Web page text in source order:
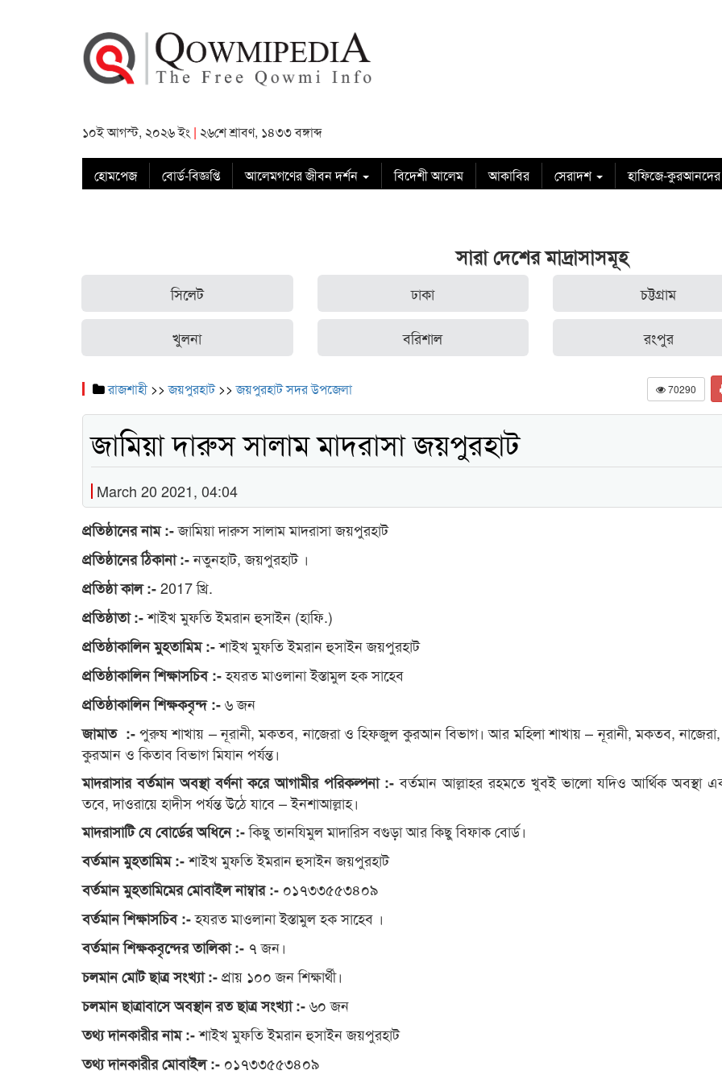
১০ই আগস্ট, ২০২৬ ইং | ২৬শে শ্রাবণ, ১৪৩৩ বঙ্গাব্দ
হোমপেজ বোর্ড-বিজ্ঞপ্তি আলেমগণের জীবন দর্শন বিদেশী আলেম আকাবির সেরাদশ হাফিজে-কুরআনদের
সারা দেশের মাদ্রাসাসমূহ
সিলেট ঢাকা চট্টগ্রাম
খুলনা বরিশাল রংপুর
রাজশাহী>>জয়পুরহাট>>জয়পুরহাট সদর উপজেলা 70290
জামিয়া দারুস সালাম মাদরাসা জয়পুরহাট
March 20 2021, 04:04
প্রতিষ্ঠানের নাম :-জামিয়া দারুস সালাম মাদরাসা জয়পুরহাট
প্রতিষ্ঠানের ঠিকানা :-নতুনহাট, জয়পুরহাট ।
প্রতিষ্ঠা কাল :-2017 খ্রি.
প্রতিষ্ঠাতা :-শাইখ মুফতি ইমরান হুসাইন (হাফি.)
প্রতিষ্ঠাকালিন মুহতামিম :-শাইখ মুফতি ইমরান হুসাইন জয়পুরহাট
প্রতিষ্ঠাকালিন শিক্ষাসচিব :-হযরত মাওলানা ইস্তামুল হক সাহেব
প্রতিষ্ঠাকালিন শিক্ষকবৃন্দ :-৬ জন
জামাত :-পুরুষ শাখায় – নূরানী, মকতব, নাজেরা ও হিফ্জুল কুরআন বিভাগ। আর মহিলা শাখায় – নূরানী, মকতব,
কুরআন ও কিতাব বিভাগ মিযান পর্যন্ত।
মাদরাসার বর্তমান অবস্থা বর্ণনা করে আগামীর পরিকল্পনা :-বর্তমান আল্লাহর রহমতে খুবই ভালো যদিও আর্থিক অবস্থা
তবে, দাওরায়ে হাদীস পর্যন্ত উঠে যাবে – ইনশাআল্লাহ।
মাদরাসাটি যে বোর্ডের অধিনে :-কিছু তানযিমুল মাদারিস বগুড়া আর কিছু বিফাক বোর্ড।
বর্তমান মুহতামিম :-শাইখ মুফতি ইমরান হুসাইন জয়পুরহাট
বর্তমান মুহতামিমের মোবাইল নাম্বার :- ০১৭৩৩৫৫৩৪০৯
বর্তমান শিক্ষাসচিব :-হযরত মাওলানা ইস্তামুল হক সাহেব ।
বর্তমান শিক্ষকবৃন্দের তালিকা :- ৭ জন।
চলমান মোট ছাত্র সংখ্যা :-প্রায় ১০০ জন শিক্ষার্থী।
চলমান ছাত্রাবাসে অবস্থান রত ছাত্র সংখ্যা :-৬০ জন
তথ্য দানকারীর নাম :-শাইখ মুফতি ইমরান হুসাইন জয়পুরহাট
তথ্য দানকারীর মোবাইল :- ০১৭৩৩৫৫৩৪০৯